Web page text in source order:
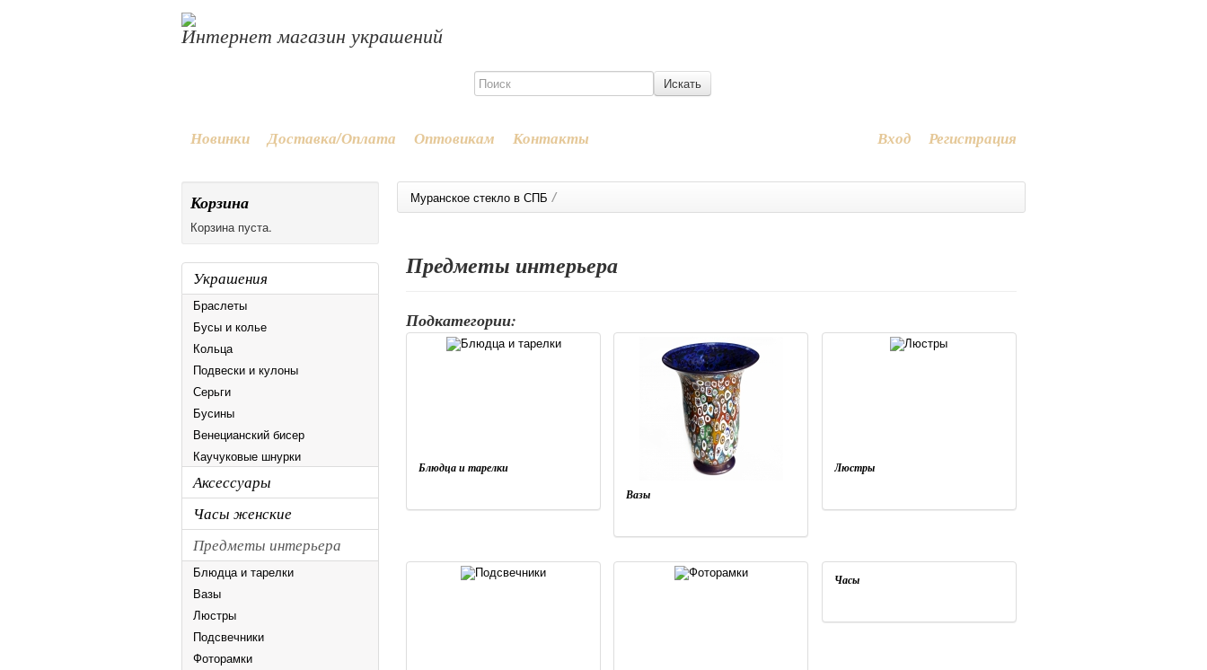
Интернет магазин украшений
Новинки Доставка/Оплата Оптовикам Контакты Вход Регистрация
Корзина
Корзина пуста.
Украшения
Браслеты
Бусы и колье
Кольца
Подвески и кулоны
Серьги
Бусины
Венецианский бисер
Каучуковые шнурки
Аксессуары
Часы женские
Предметы интерьера
Блюдца и тарелки
Вазы
Люстры
Подсвечники
Фоторамки
Муранское стекло в СПБ /
Предметы интерьера
Подкатегории:
Блюдца и тарелки
Вазы
Люстры
Часы